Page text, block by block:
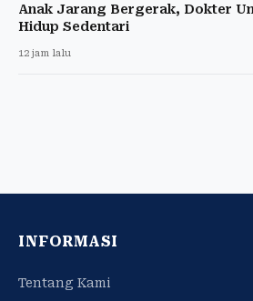
Anak Jarang Bergerak, Dokter
Hidup Sedentari
12 jam lalu
INFORMASI
Tentang Kami